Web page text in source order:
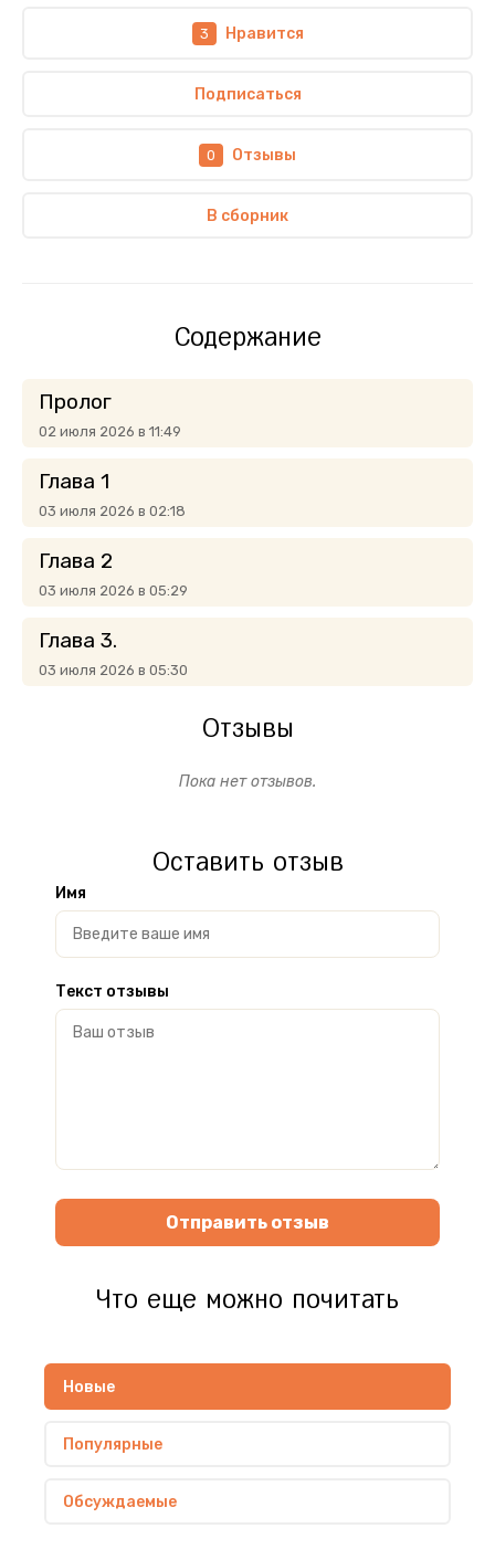
3 Нравится
Подписаться
0 Отзывы
В сборник
Содержание
Пролог
02 июля 2026 в 11:49
Глава 1
03 июля 2026 в 02:18
Глава 2
03 июля 2026 в 05:29
Глава 3.
03 июля 2026 в 05:30
Отзывы
Пока нет отзывов.
Оставить отзыв
Имя
Текст отзывы
Отправить отзыв
Что еще можно почитать
Новые
Популярные
Обсуждаемые